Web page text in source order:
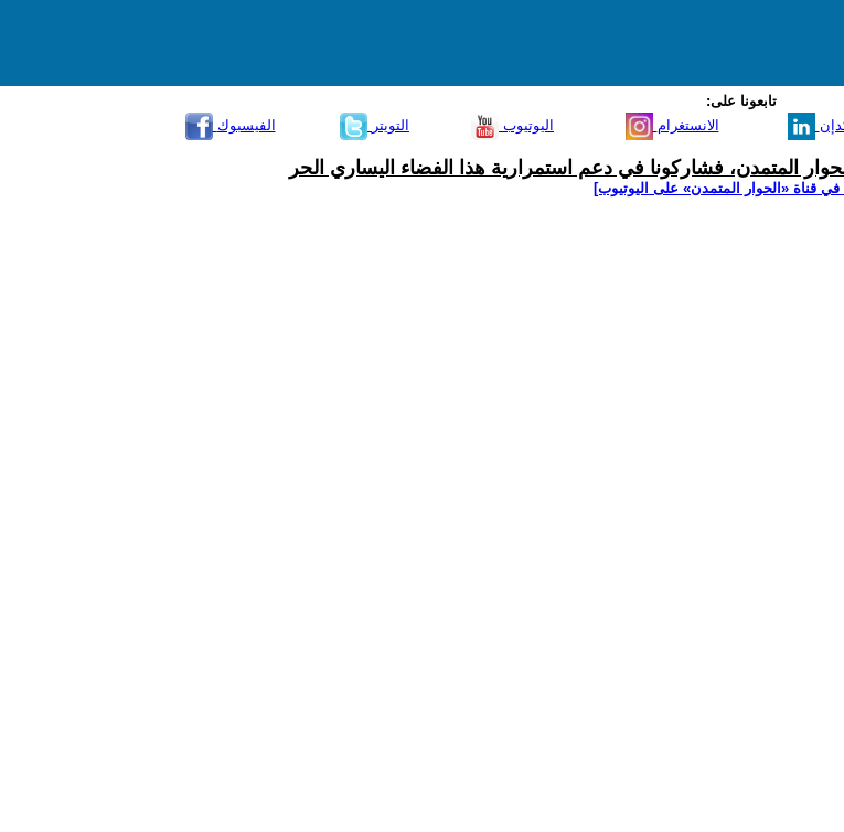
تابعونا على:
الفيسبوك
التويتر اليوتيوب الانستغرام
المتمدن، فشاركونا في دعم استمرارية هذا الفضاء اليساري الحر
قناة ‫«الحوار المتمدن» على اليوتيوب]